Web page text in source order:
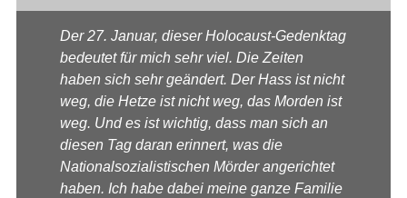
Der 27. Januar, dieser Holocaust-Gedenktag
bedeutet für mich sehr viel. Die Zeiten
haben sich sehr geändert. Der Hass ist nicht
weg, die Hetze ist nicht weg, das Morden ist
weg. Und es ist wichtig, dass man sich an
diesen Tag daran erinnert, was die
Nationalsozialistischen Mörder angerichtet
haben. Ich habe dabei meine ganze Familie